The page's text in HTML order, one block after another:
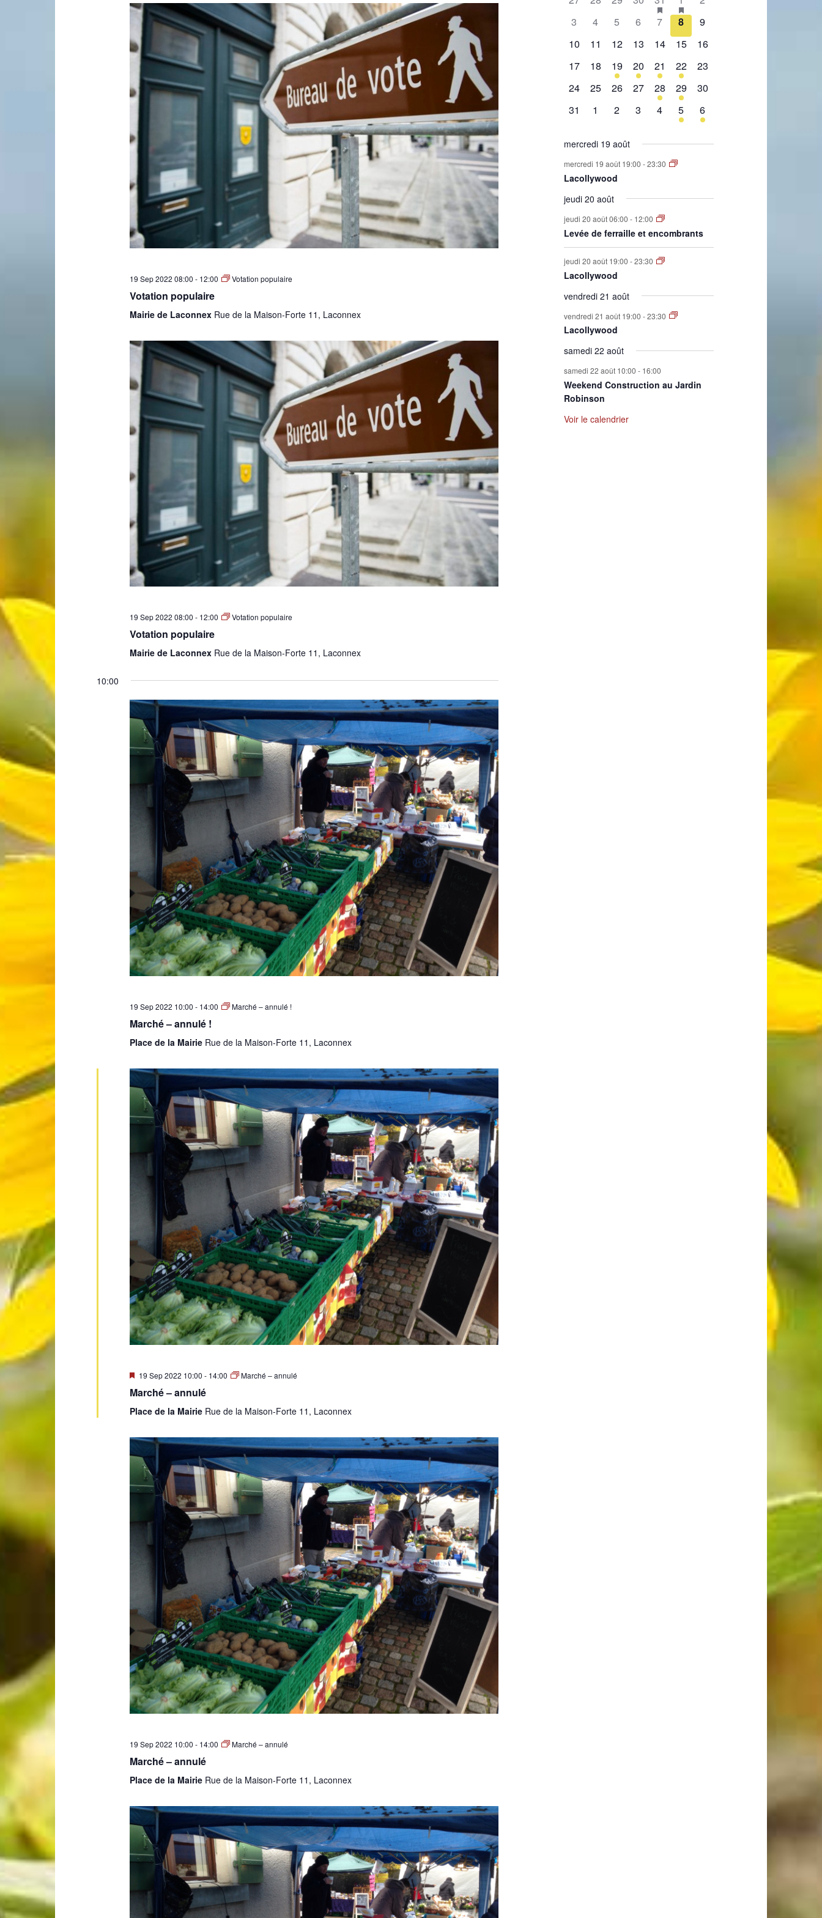
19 Sep 2022 08:00 - 12:00 Votation populaire
Votation populaire
Mairie de Laconnex Rue de la Maison-Forte 11, Laconnex
19 Sep 2022 08:00 - 12:00 Votation populaire
Votation populaire
Mairie de Laconnex Rue de la Maison-Forte 11, Laconnex
10:00
19 Sep 2022 10:00 - 14:00 Marché – annulé !
Marché – annulé !
Place de la Mairie Rue de la Maison-Forte 11, Laconnex
Mis
avant
19 Sep 2022 10:00 - 14:00 Marché – annulé
Marché – annulé
Place de la Mairie Rue de la Maison-Forte 11, Laconnex
19 Sep 2022 10:00 - 14:00 Marché – annulé
Marché – annulé
Place de la Mairie Rue de la Maison-Forte 11, Laconnex
de
Évènements
évènement,évènement,
évènement,évènements,
0
3
0
4
0
5
0
évènement,
6
0
évènement,
7
0
évènement,
8
0
9
0
10
0
11
0
12
0
13
0
14
0
15
0
16
0
évènement,
17
0
évènement,
18
1
évènement,
19
2
évènements,
20
1
évènement,
21
2
évènements,
22
0
23
0
24
0
25
0
évènement,
26
0
évènement,
27
1
évènement,
28
1
évènement,
29
0
30
0
31
0
1
0
2
0
évènement,
3
0
évènement,
4
1
évènement,
5
1
évènement,
6
mercredi 19 août
mercredi 19 août 19:00 -23:30
Lacollywood
jeudi 20 août
jeudi 20 août 06:00 - 12:00
Levée de ferraille et encombrants
jeudi 20 août 19:00 -23:30
Lacollywood
vendredi 21 août
vendredi 21 août 19:00 -23:30
Lacollywood
samedi 22 août
samedi 22 août 10:00 - 16:00
Weekend Construction au Jardin
Robinson
Voir le calendrier